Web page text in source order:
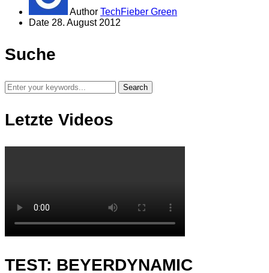
Author TechFieber Green
Date 28. August 2012
Suche
Letzte Videos
TEST: BEYERDYNAMIC